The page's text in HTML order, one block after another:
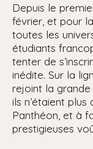
Depuis le
février, et pour
toutes les
étudiants
tenter de
inédite. Sur la
rejoint la grande
ils n’étaient
Panthéon, et à
prestigieuses